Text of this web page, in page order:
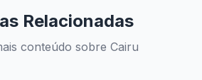
Relacionadas
conteúdo sobre Cairu